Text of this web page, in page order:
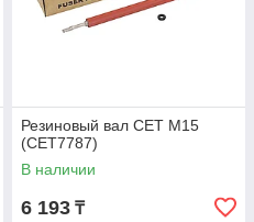
Резиновый вал CET M15
(CET7787)
В наличии
6 193 ₸